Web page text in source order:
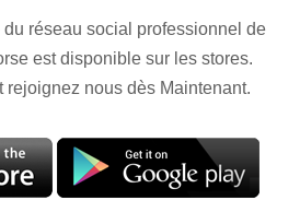
réseau social professionnel de
est disponible sur les stores.
rejoignez nous dès Maintenant.